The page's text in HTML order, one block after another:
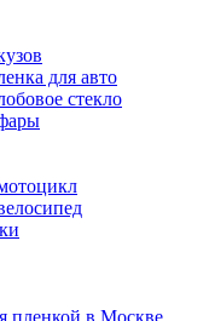
для авто
стекло
пленкой в Москве